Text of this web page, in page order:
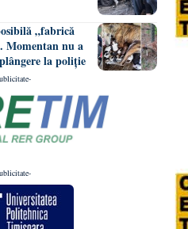
„fabrică
Momentan nu a
la poliție